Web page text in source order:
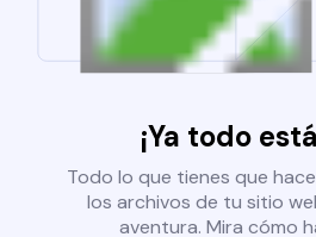
¡Ya todo
Todo lo que tienes que
los archivos de tu sitio
aventura. Mira cómo